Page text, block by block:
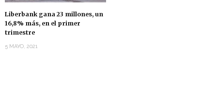
Liberbank gana 23 millones, un
16,8% más, en el primer
trimestre
5 MAYO, 2021